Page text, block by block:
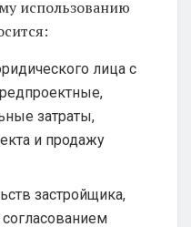
использованию
лица с
затраты,
и продажу
застройщика,